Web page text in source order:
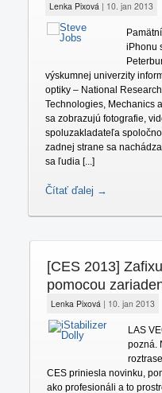
Lenka Pixová| 10. jan 2013
iPhonu
výskumnej univerzity
optiky – National
Technologies, Mechanics
sa zobrazujú fotografie,
spoluzakladateľa
zadnej strane sa
sa ľudia [...]
Čítať ďalej →
[CES 2013]
pomocou
Lenka Pixová | 10. jan 2013
LAS
pozná.
CES priniesla novinku,
ako profesionáli a to